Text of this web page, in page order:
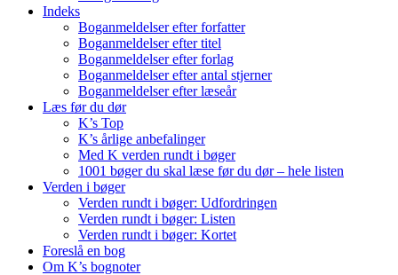
Indeks
Boganmeldelser efter forfatter
Boganmeldelser efter titel
Boganmeldelser efter forlag
Boganmeldelser efter antal stjerner
Boganmeldelser efter læseår
Læs før du dør
K’s Top
K’s årlige anbefalinger
Med K verden rundt i bøger
1001 bøger du skal læse før du dør – hele listen
Verden i bøger
Verden rundt i bøger: Udfordringen
Verden rundt i bøger: Listen
Verden rundt i bøger: Kortet
Foreslå en bog
Om K’s bognoter